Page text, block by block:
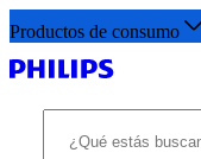
Productos de consumo